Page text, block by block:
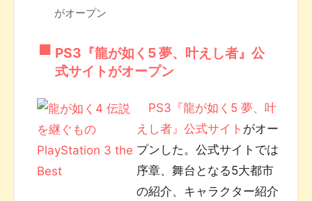
がオープン
PS3『龍が如く5 夢、叶えし者』公
式サイトがオープン
PS3『龍が如く5 夢、叶
えし者』公式サイト がオー
プンした。公式サイトでは
序章、舞台となる5大都市
の紹介、キャラクター紹介